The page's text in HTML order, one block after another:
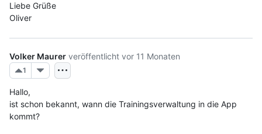
Liebe Grüße
Oliver
Volker Maurer veröffentlicht vor 11 Monaten
1
Hallo,
ist schon bekannt, wann die Trainingsverwaltung in die App
kommt?